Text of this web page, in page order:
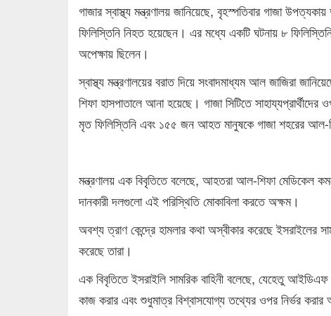
গাজার স্বাস্থ্য মন্ত্রণালয় জানিয়েছে, বৃহস্পতিবার গাজা
ফিলিস্তিনি নিহত হয়েছেন। এর মধ্যে একটি ঘটনায় ৮
অপেক্ষায় ছিলেন।
স্বাস্থ্য মন্ত্রণালয়ের বরাত দিয়ে সংবাদমাধ্যম আল জাজিরা
শিফা হাসপাতালে আনা হয়েছে। গাজা সিটিতে
মৃত ফিলিস্তিনি এবং ১৫৫ জন আহত মানুষকে গাজা শহরের আল-
মন্ত্রণালয় এক বিবৃতিতে বলেছে, আহতরা আল-শিফা মেডিকেল
দানকারী দলগুলো এই পরিস্থিতি মোকাবিলা করতে অক্ষম।
অবশ্য ত্রাণ কেন্দ্রে হামলার কথা অস্বীকার করেছে ইসরাইলের
করেছে তারা।
এক বিবৃতিতে ইসরাইলি সামরিক বাহিনী বলেছে, যেহেতু
কাজ করার এবং শুধুমাত্র বিশ্বাসযোগ্য তথ্যের ওপর নির্ভর করার